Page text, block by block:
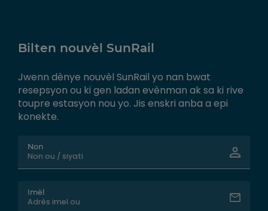
Bilten nouvèl SunRail
Jwenn dènye nouvèl SunRail yo nan bwat
resepsyon ou ki gen ladan evènman ak sa ki rive
toupre estasyon nou yo. Jis enskri anba a epi
konekte.
Non
Imèl